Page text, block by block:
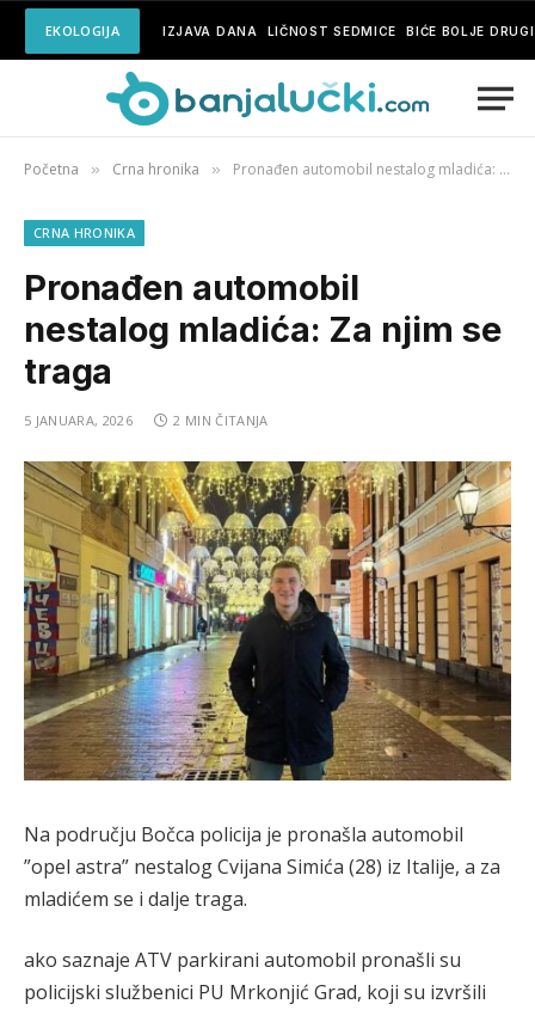
EKOLOGIJA IZJAVA DANA LIČNOST SEDMICE BIĆE BOLJE
Početna » Crna hronika » Pronađen automobil nestalog mladića: Za njim se traga
CRNA HRONIKA
Pronađen automobil
nestalog mladića: Za njim se
traga
5 JANUARA, 2026 2 MIN ČITANJA
Na području Bočca policija je pronašla automobil
”opel astra” nestalog Cvijana Simića (28) iz Italije, a za
mladićem se i dalje traga.
ako saznaje ATV parkirani automobil pronašli su
policijski službenici PU Mrkonjić Grad, koji su izvršili